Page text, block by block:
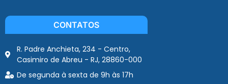
CONTATOS
R. Padre Anchieta, 234 - Centro,
Casimiro de Abreu - RJ, 28860-000
De segunda à sexta de 9h às 17h